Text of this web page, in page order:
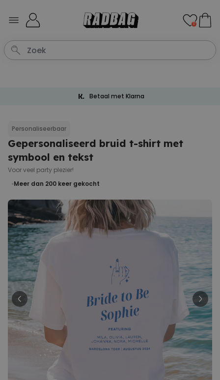
0
Betaal met Klarna
Personaliseerbaar
Gepersonaliseerd bruid t-shirt met
symbool en tekst
Voor veel party plezier!
Meer dan 200 keer gekocht